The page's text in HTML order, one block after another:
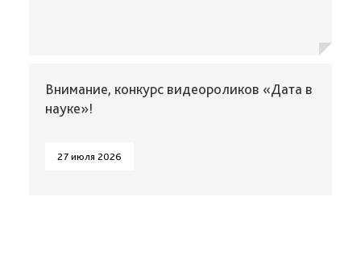
Внимание, конкурс видеороликов «Дата в
науке»!
27 июля 2026